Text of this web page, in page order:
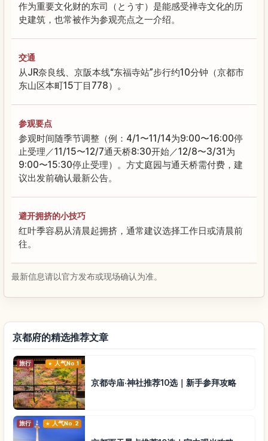
作为重要文化财的东司（とうす）是能感受禅寺文化的历
史建筑，也常被作为参观亮点之一介绍。
交通
从JR奈良线、京阪本线“东福寺站”步行约10分钟（京都市
东山区本町15丁目778）。
参观要点
参观时间随季节调整（例：4/1〜11/14为9:00〜16:00停
止受理／11/15〜12/7通天桥8:30开始／12/8〜3/31为
9:00〜15:30停止受理）。方丈庭园与通天桥需付费，建
议出发前确认最新公告。
避开拥挤的小技巧
红叶季容易从清晨起拥挤，通常建议选择工作日或清晨前
往。
最新信息请以官方发布或现场确认为准。
京都府的精选推荐文章
旅行 人气No.1
京都寺庙·神社推荐10选｜新手参拜攻略
旅行 人气No.2